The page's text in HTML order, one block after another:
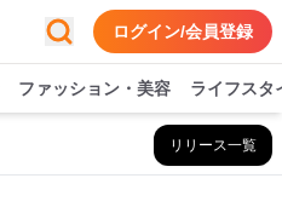
ログイン/会員登録
ファッション・美容 ライフスタ
リリース一覧